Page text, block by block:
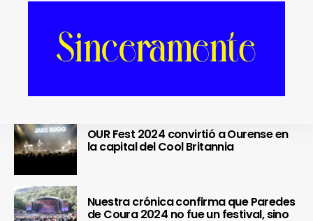
Se cierra un pedazo de vida
OUR Fest 2024 convirtió a Ourense en
la capital del Cool Britannia
Nuestra crónica confirma que Paredes
de Coura 2024 no fue un festival, sino